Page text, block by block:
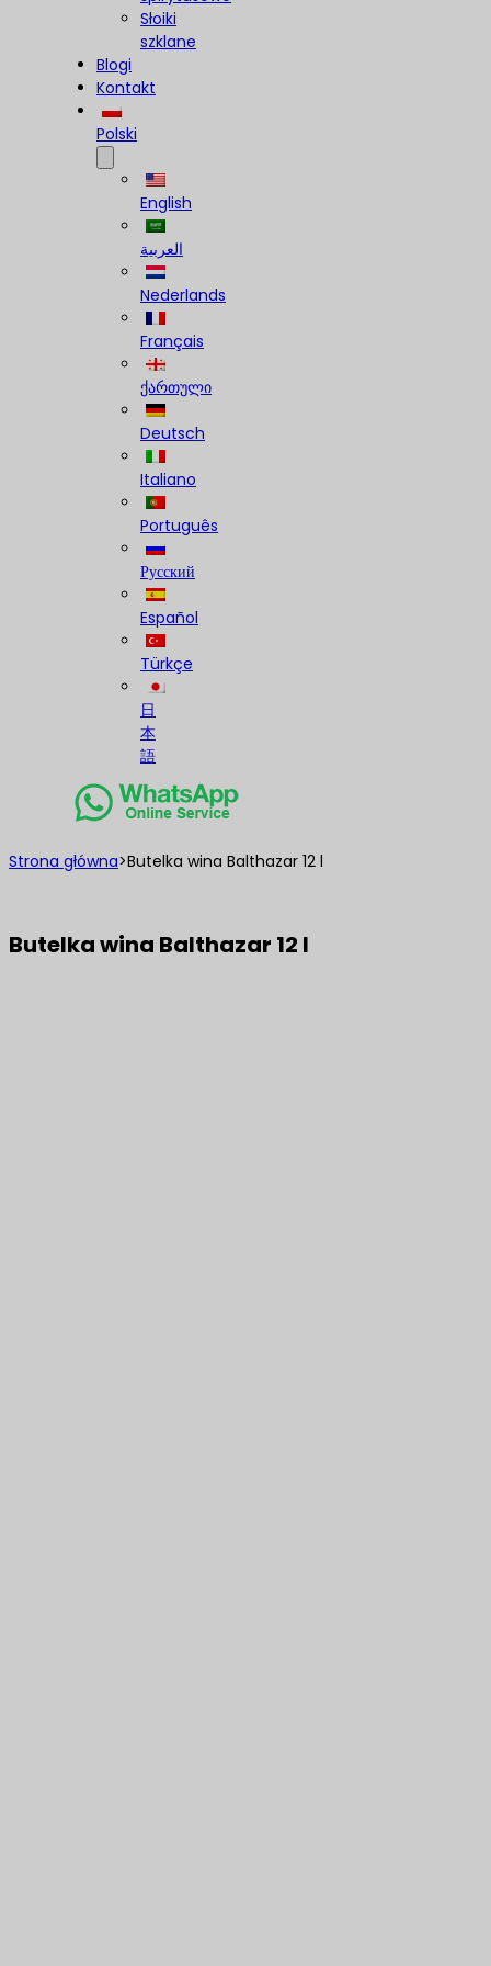
Słoiki
szklane
Blogi
Kontakt
Polski
English
العربية
Nederlands
Français
ქართული
Deutsch
Italiano
Português
Русский
Español
Türkçe
日
本
語
Strona główna>Butelka wina Balthazar 12 l
Butelka wina Balthazar 12 l